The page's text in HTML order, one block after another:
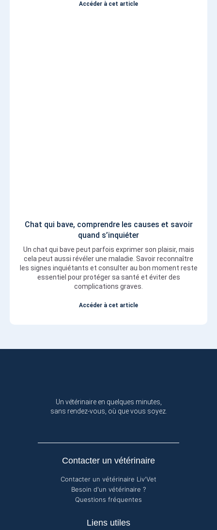
Accéder à cet article
Chat qui bave, comprendre les causes et savoir
quand s’inquiéter
Un chat qui bave peut parfois exprimer son plaisir, mais
cela peut aussi révéler une maladie. Savoir reconnaître
les signes inquiétants et consulter au bon moment reste
essentiel pour protéger sa santé et éviter des
complications graves.
Accéder à cet article
Un vétérinaire en quelques minutes,
sans rendez-vous, où que vous soyez.
Contacter un vétérinaire
Contacter un vétérinaire Liv'Vet
Besoin d'un vétérinaire ?
Questions fréquentes
Liens utiles